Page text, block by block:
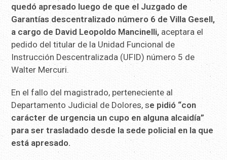
quedó apresado luego de que el Juzgado de
Garantías descentralizado número 6 de Villa Gesell,
a cargo de David Leopoldo Mancinelli, aceptara el
pedido del titular de la Unidad Funcional de
Instrucción Descentralizada (UFID) número 5 de
Walter Mercuri.
En el fallo del magistrado, perteneciente al
Departamento Judicial de Dolores, se pidió “con
carácter de urgencia un cupo en alguna alcaidía”
para ser trasladado desde la sede policial en la que
está apresado.